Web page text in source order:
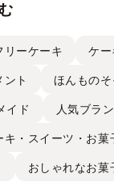
リーケーキ ケ
ト ほんもの
イド 人気ブラ
キ・スイーツ・お菓
おしゃれなお菓